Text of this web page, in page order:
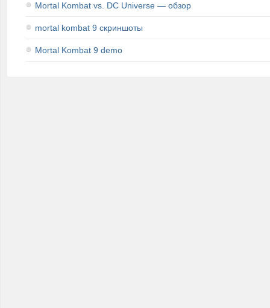
Mortal Kombat vs. DC Universe — обзор
mortal kombat 9 скриншоты
Mortal Kombat 9 demo